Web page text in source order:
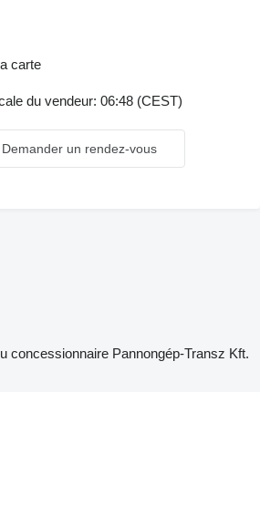
carte
du vendeur: 06:48 (CEST)
Demander un rendez-vous
concessionnaire Pannongép-Transz Kft.